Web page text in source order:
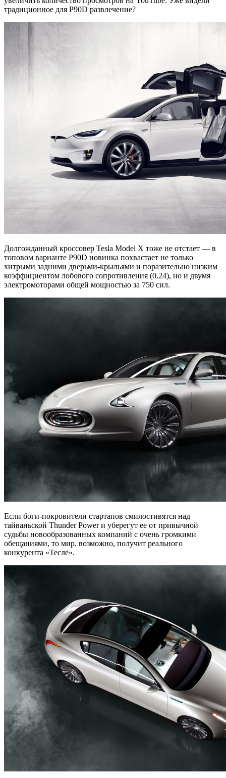
традиционное для P90D развлечение?
Долгожданный кроссовер Tesla Model X тоже не отстает — в
топовом варианте P90D новинка похвастает не только
хитрыми задними дверьми-крыльями и поразительно низким
коэффициентом лобового сопротивления (0.24), но и двумя
электромоторами общей мощностью за 750 сил.
Если боги-покровители стартапов смилостивятся над
тайваньской Thunder Power и уберегут ее от привычной
судьбы новообразованных компаний с очень громкими
обещаниями, то мир, возможно, получит реального
конкурента «Тесле».